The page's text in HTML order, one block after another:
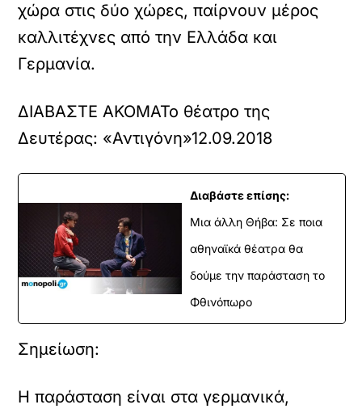
χώρα στις δύο χώρες, παίρνουν μέρος
καλλιτέχνες από την Ελλάδα και
Γερμανία.
ΔΙΑΒΑΣΤΕ ΑΚΟΜΑΤο θέατρο της
Δευτέρας: «Αντιγόνη»12.09.2018
Διαβάστε επίσης:
Μια άλλη Θήβα: Σε ποια
αθηναϊκά θέατρα θα
δούμε την παράσταση το
Φθινόπωρο
Σημείωση:
Η παράσταση είναι στα γερμανικά,